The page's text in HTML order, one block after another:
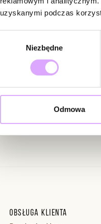
uzyskanymi podczas
Niezbędne
Odmowa
Wprowadzając i
Obsługa klienta